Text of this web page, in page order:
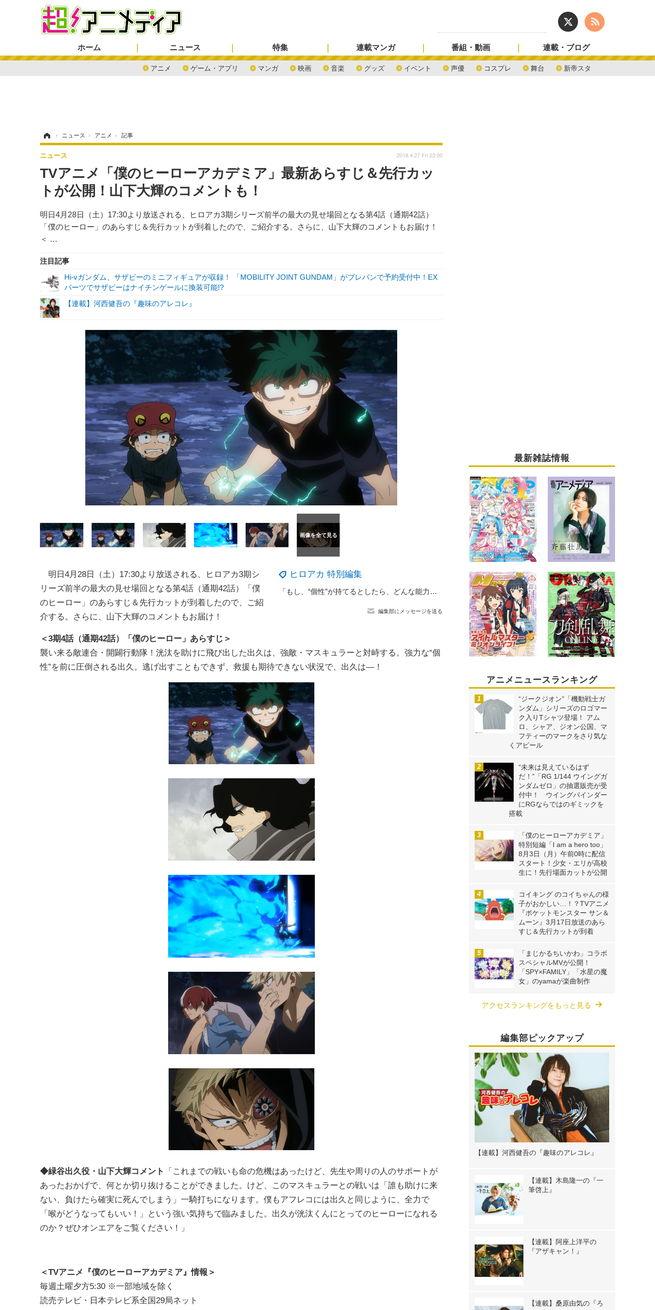
ホーム ニュース
アニメ ゲーム・アプリ マンガ 映画 音楽 グッズ イベント 声優 コスプレ 舞台 新帝スタ
特集 連載マンガ 番組・動画 連載・ブログ
› ニュース › アニメ › 記事
TVアニメ「僕のヒーローアカデミア」最新あらすじ＆先行カッ
トが公開！山下大輝のコメントも！
明日4月28日（土）17:30より放送される、ヒロアカ3期シリーズ前半の最大の見せ場回となる第4話（通期42話）
「僕のヒーロー」のあらすじ＆先行カットが到着したので、ご紹介する。さらに、山下大輝のコメントもお届け！
＜ …
ニュース 2018.4.27 Fri 23:00
注目記事
Hi-vガンダム、サザビーのミニフィギュアが収録！ 「MOBILITY JOINT GUNDAM」がプレバンで予約受付中！EX
パーツでサザビーはナイチンゲールに換装可能!?
【連載】河西健吾の『趣味のアレコレ』
ヒロアカ 特別編集
「もし、“個性”が持てるとしたら、どんな能力を使ってみたい？」TVアニメ『僕のヒーローアカデミア』にてビッグ3を演じる新垣樽助・上村祐翔・安野希世乃のビッグ座談会！「食べる系の“個性”はいいですよね。」【インタビュー】
編集部にメッセージを送る
明日4月28日（土）17:30より放送される、ヒロアカ3期シ
リーズ前半の最大の見せ場回となる第4話（通期42話）「僕
のヒーロー」のあらすじ＆先行カットが到着したので、ご紹
介する。さらに、山下大輝のコメントもお届け！
＜3期4話（通期42話）
「僕のヒーロー」あらすじ＞
襲い来る敵連合・開闢行動隊！洸汰を助けに飛び出した出久は、強敵・マスキュラーと対峙する。強力な“個
性”を前に圧倒される出久。逃げ出すこともできず、救援も期待できない状況で、出久は―！
◆緑谷出久役・山下大輝コメント
「これまでの戦いも命の危機はあったけど、先生や周りの人のサポートが
あったおかげで、何とか切り抜けることができました。けど、このマスキュラーとの戦いは「誰も助けに来
ない、負けたら確実に死んでしまう」一騎打ちになります。僕もアフレコには出久と同じように、全力で
「喉がどうなってもいい！」という強い気持ちで臨みました。出久が洸汰くんにとってのヒーローになれる
のか？ぜひオンエアをご覧ください！」
＜TVアニメ『僕のヒーローアカデミア』情報＞
毎週土曜夕方5:30 ※一部地域を除く
読売テレビ・日本テレビ系全国29局ネット
最新雑誌情報
アニメニュースランキング
“ジークジオン”「機動戦士ガ
ンダム」シリーズのロゴマー
ク入りTシャツ登場！ アム
ロ、シャア、ジオン公国、マ
フティーのマークをさり気な
くアピール
“未来は見えているはず
だ！”「RG 1/144 ウイングガ
ンダムゼロ」の抽選販売が受
付中！ ウイングバインダー
にRGならではのギミックを
搭載
「僕のヒーローアカデミア」
特別短編「I am a hero too」
8月3日（月）午前0時に配信
スタート！少女・エリが高校
生に！先行場面カットが公開
コイキング のコイちゃんの様
子がおかしい…！？TVアニメ
『ポケットモンスター サン＆
ムーン』3月17日放送のあら
すじ＆先行カットが到着
「まじかるちいかわ」コラボ
スペシャルMVが公開！
「SPY×FAMILY」「水星の魔
女」のyamaが楽曲制作
アクセスランキングをもっと見る
編集部ピックアップ
【連載】河西健吾の『趣味のアレコレ』
【連載】木島隆一の『一
筆啓上』
【連載】阿座上洋平の
『アザキャン！』
【連載】桑原由気の『ろ